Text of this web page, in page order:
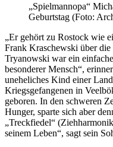
„Spielmannopa“
Geburtstag (Foto:
„Er gehört zu Rostock wie
Frank Kraschewski über
Tryanowski war ein
besonderer Mensch“,
uneheliches Kind einer
Kriegsgefangenen in
geboren. In den schweren
Hunger, sparte sich aber
„Treckfiedel“
seinem Leben“, sagt sein